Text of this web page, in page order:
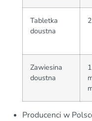
Tabletka
doustna
Zawiesina
doustna
Producenci w